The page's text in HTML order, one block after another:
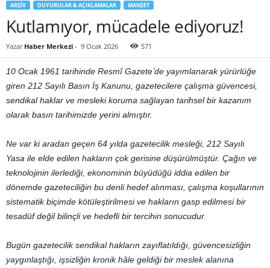
ARŞIV DUYURULAR & AÇIKLAMALAR MANŞET
Kutlamıyor, mücadele ediyoruz!
Yazar Haber Merkezi - 9 Ocak 2026 571
10 Ocak 1961 tarihinde Resmî Gazete’de yayımlanarak yürürlüğe
giren 212 Sayılı Basın İş Kanunu, gazetecilere çalışma güvencesi,
sendikal haklar ve mesleki koruma sağlayan tarihsel bir kazanım
olarak basın tarihimizde yerini almıştır.
Ne var ki aradan geçen 64 yılda gazetecilik mesleği, 212 Sayılı
Yasa ile elde edilen hakların çok gerisine düşürülmüştür. Çağın ve
teknolojinin ilerlediği, ekonominin büyüdüğü iddia edilen bir
dönemde gazeteciliğin bu denli hedef alınması, çalışma koşullarının
sistematik biçimde kötüleştirilmesi ve hakların gasp edilmesi bir
tesadüf değil bilinçli ve hedefli bir tercihin sonucudur.
Bugün gazetecilik sendikal hakların zayıflatıldığı, güvencesizliğin
yaygınlaştığı, işsizliğin kronik hâle geldiği bir meslek alanına